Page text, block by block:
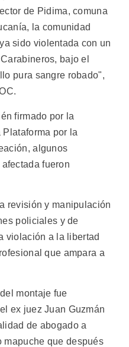
de Pidima, comuna
la comunidad
sido violentada con un
bajo el
pura sangre robado",
firmado por la
por la
algunos
fueron
revisión y manipulación
policiales y de
violación a la libertad
que ampara a
montaje fue
ex juez Juan Guzmán
de abogado a
mapuche que después